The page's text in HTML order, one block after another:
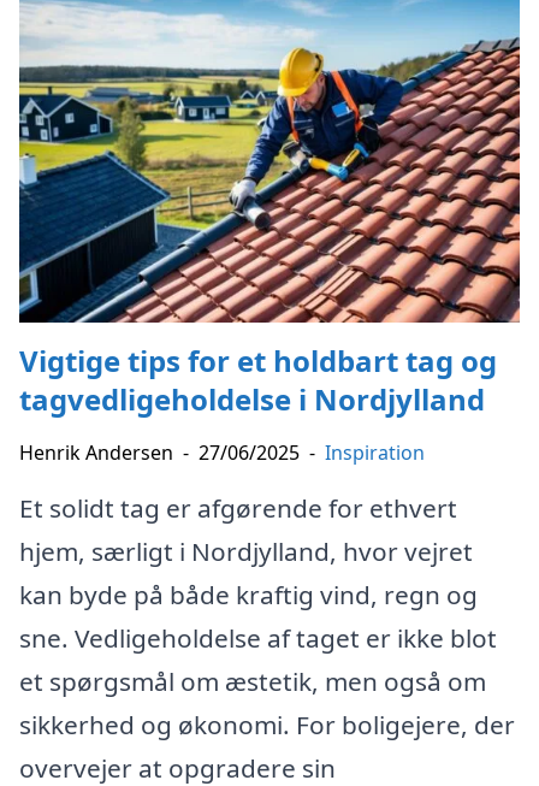
Vigtige tips for et holdbart tag og
tagvedligeholdelse i Nordjylland
Henrik Andersen - 27/06/2025 - Inspiration
Et solidt tag er afgørende for ethvert
hjem, særligt i Nordjylland, hvor vejret
kan byde på både kraftig vind, regn og
sne. Vedligeholdelse af taget er ikke blot
et spørgsmål om æstetik, men også om
sikkerhed og økonomi. For boligejere, der
overvejer at opgradere sin